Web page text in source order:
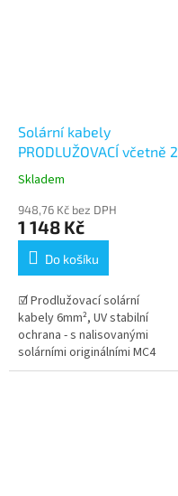
Solární kabely
PRODLUŽOVACÍ včetně 2
párů konektorů MC4 -
Skladem
948,76 Kč bez DPH
1 148 Kč
Do košíku
☑ Prodlužovací solární
kabely 6mm², UV stabilní
ochrana - s nalisovanými
solárními originálními MC4
konektory Stäubli . Dlouhá